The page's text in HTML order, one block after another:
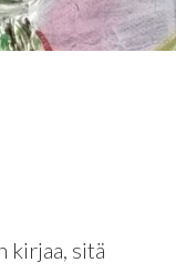
kirjaa, sitä